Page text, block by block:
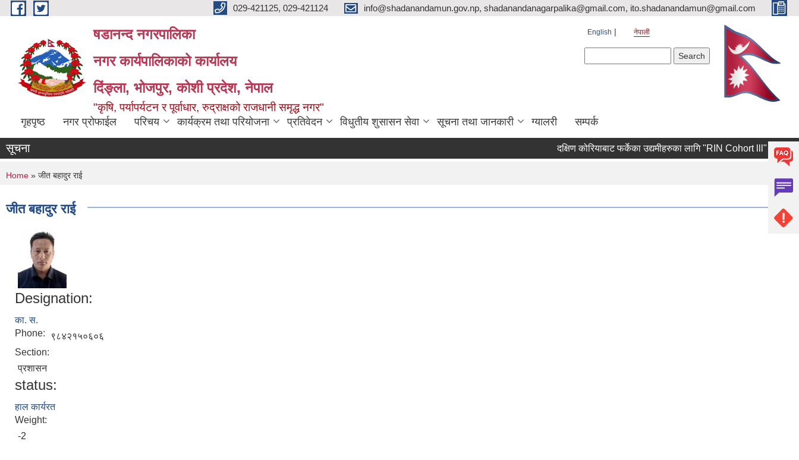
Skip to main content 029-421125, 029-421124 info@shadanandamun.gov.np, shadanandanagarpalika@gmail.com, ito.shadanandamun@gmail.com
षडानन्द नगरपालिका
नगर कार्यपालिकाको कार्यालय
दिंङ्ला, भोजपुर, कोशी प्रदेश, नेपाल
"कृषि, पर्यापर्यटन र पूर्वाधार, रुद्राक्षको राजधानी समृद्ध नगर"
English नेपाली
गृहपृष्ठ नगर प्रोफाईल परिचय कार्यक्रम तथा परियोजना प्रतिवेदन विधुतीय शुसासन सेवा सूचना तथा जानकारी ग्यालरी सम्पर्क
सूचना दक्षिण कोरियाबाट फर्केका उद्यमीहरुका लागि "RIN Cohort lll"
You are here
Home » जीत बहादुर राई
जीत बहादुर राई
Designation:
का. स.
Phone:
९८४२१५०६०६
Section:
प्रशासन
status:
हाल कार्यरत
Weight:
-2